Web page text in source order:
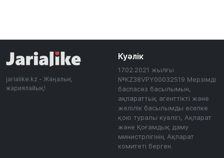
jarialike.kz - Жаңалық
жариялайық!
Куәлік
17.02.2021 жылғы
№KZ38VPY00032519 Мерзімді
баспасөз басылымын,
ақпараттық агенттікті және
желілік басылымды есепке
қою туралы куәлігі, Ақпарат
және Қоғамдық даму
министрлігінің Ақпарат
комитеті берген.